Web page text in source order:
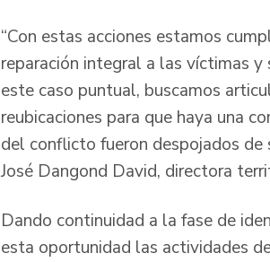
“Con estas acciones estamos
reparación integral a las víctimas y
este caso puntual, buscamos
reubicaciones para que haya una
del conflicto fueron despojados de
José Dangond David, directora
Dando continuidad a la fase de
esta oportunidad las actividades